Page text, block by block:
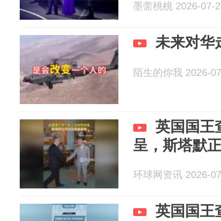
墨薷桃桃 2026-07-
未来对华
陌生的你我 2026-
英国国王
呈，斯塔默
环球网资讯 2026-
英国国王